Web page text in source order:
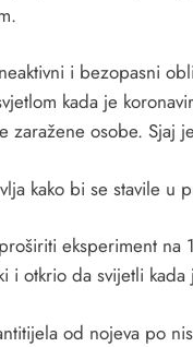
i bezopasni
kada je
zaražene osobe. Sjaj
kako bi se stavile
eksperiment
i otkrio da svijetli
od nojeva po